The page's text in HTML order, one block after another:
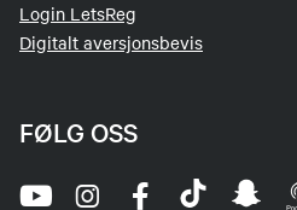
Login LetsReg
Digitalt aversjonsbevis
FØLG OSS